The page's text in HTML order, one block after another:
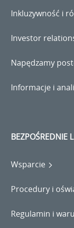
Inkluzywność i
Investor
Napędzamy
Informacje i
BEZPOŚREDNIE
Wsparcie
Procedury i
Regulamin i